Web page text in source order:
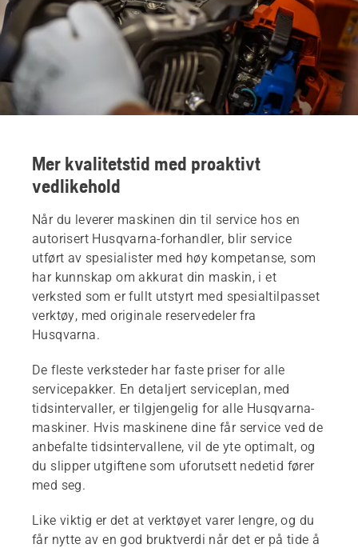
Mer kvalitetstid med proaktivt
vedlikehold
Når du leverer maskinen din til service hos en
autorisert Husqvarna-forhandler, blir service
utført av spesialister med høy kompetanse, som
har kunnskap om akkurat din maskin, i et
verksted som er fullt utstyrt med spesialtilpasset
verktøy, med originale reservedeler fra
Husqvarna.
De fleste verksteder har faste priser for alle
servicepakker. En detaljert serviceplan, med
tidsintervaller, er tilgjengelig for alle Husqvarna-
maskiner. Hvis maskinene dine får service ved de
anbefalte tidsintervallene, vil de yte optimalt, og
du slipper utgiftene som uforutsett nedetid fører
med seg.
Like viktig er det at verktøyet varer lengre, og du
får nytte av en god bruktverdi når det er på tide å